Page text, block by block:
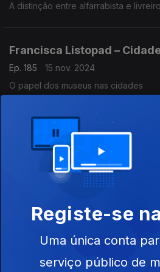
A distinção entre alfarrabista e livreiro
Francisca Listopad –
Ep. 185
15 nov. 2024
O papel dos museus nas cidades
Francisca Listopad – O que
Ep. 184
14 nov. 2024
A definição oficial da palavra ‘museu’
Francisca Listopad –
13 nov. 2024
Uma relação simbiótica
Registe-se
Uma única conta
serviço público de